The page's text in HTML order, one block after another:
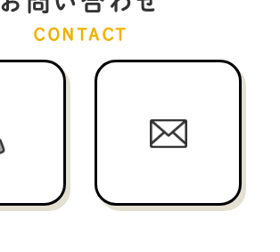
CONTACT